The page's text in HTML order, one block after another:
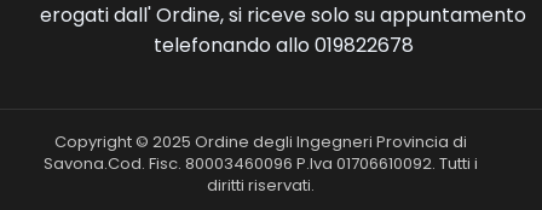
erogati dall' Ordine, si riceve solo su appuntamento
telefonando allo 019822678
Copyright © 2025 Ordine degli Ingegneri Provincia di
Savona.Cod. Fisc. 80003460096 P.Iva 01706610092. Tutti i
diritti riservati.